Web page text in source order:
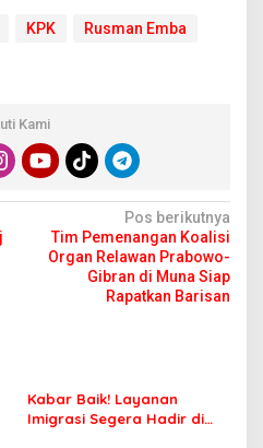
KPK
Rusman Emba
Kami
Pos berikutnya
Tim Pemenangan Koalisi
Organ Relawan Prabowo-
Gibran di Muna Siap
Rapatkan Barisan
Kabar Baik! Layanan
Imigrasi Segera Hadir di